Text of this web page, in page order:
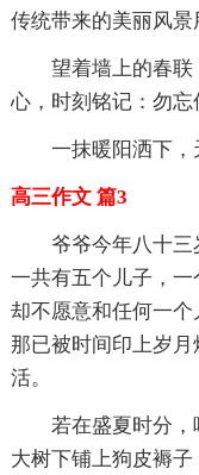
传统带来的美丽风景
望着墙上的春
心，时刻铭记：勿忘
一抹暖阳洒下，
高三作文 篇3
爷爷今年八十
一共有五个儿子，
却不愿意和任何一
那已被时间印上岁
活。
若在盛夏时分
大树下铺上狗皮褥